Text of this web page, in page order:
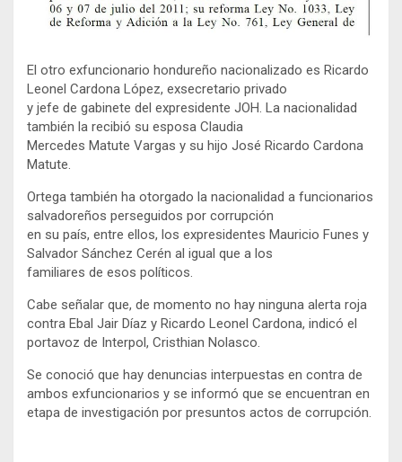
El otro exfuncionario hondureño nacionalizado es Ricardo
Leonel Cardona López, exsecretario privado
y jefe de gabinete del expresidente JOH. La nacionalidad
también la recibió su esposa Claudia
Mercedes Matute Vargas y su hijo José Ricardo Cardona
Matute.
Ortega también ha otorgado la nacionalidad a funcionarios
salvadoreños perseguidos por corrupción
en su país, entre ellos, los expresidentes Mauricio Funes y
Salvador Sánchez Cerén al igual que a los
familiares de esos políticos.
Cabe señalar que, de momento no hay ninguna alerta roja
contra Ebal Jair Díaz y Ricardo Leonel Cardona, indicó el
portavoz de Interpol, Cristhian Nolasco.
Se conoció que hay denuncias interpuestas en contra de
ambos exfuncionarios y se informó que se encuentran en
etapa de investigación por presuntos actos de corrupción.